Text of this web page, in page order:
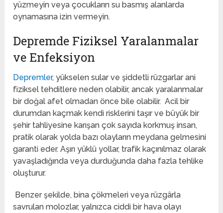
yüzmeyin veya çocukların su basmış alanlarda
oynamasına izin vermeyin.
Depremde Fiziksel Yaralanmalar
ve Enfeksiyon
Depremler, yükselen sular ve şiddetli rüzgarlar ani
fiziksel tehditlere neden olabilir, ancak yaralanmalar
bir doğal afet olmadan önce bile olabilir. Acil bir
durumdan kaçmak kendi risklerini taşır ve büyük bir
şehir tahliyesine karışan çok sayıda korkmuş insan,
pratik olarak yolda bazı olayların meydana gelmesini
garanti eder. Aşırı yüklü yollar, trafik kaçınılmaz olarak
yavaşladığında veya durduğunda daha fazla tehlike
oluşturur.
Benzer şekilde, bina çökmeleri veya rüzgârla
savrulan molozlar, yalnızca ciddi bir hava olayı